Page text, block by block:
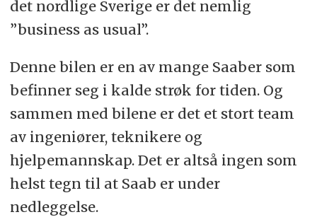
det nordlige Sverige er det nemlig
”business as usual”.
Denne bilen er en av mange Saaber som
befinner seg i kalde strøk for tiden. Og
sammen med bilene er det et stort team
av ingeniører, teknikere og
hjelpemannskap. Det er altså ingen som
helst tegn til at Saab er under
nedleggelse.